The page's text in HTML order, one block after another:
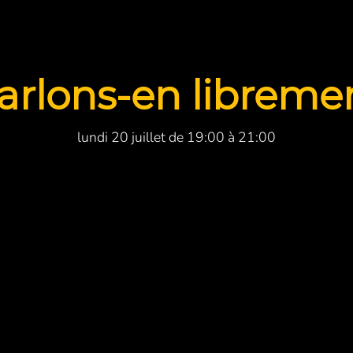
en
lundi 20 juillet de 19:00 à 21:00